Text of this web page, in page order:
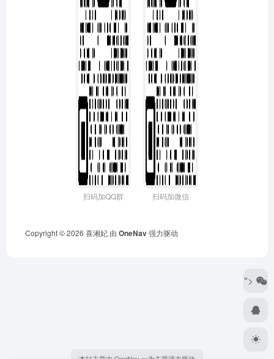
扫码加QQ群 扫码加微信
Copyright © 2026 喜湘妃 由 OneNav强力驱动
">